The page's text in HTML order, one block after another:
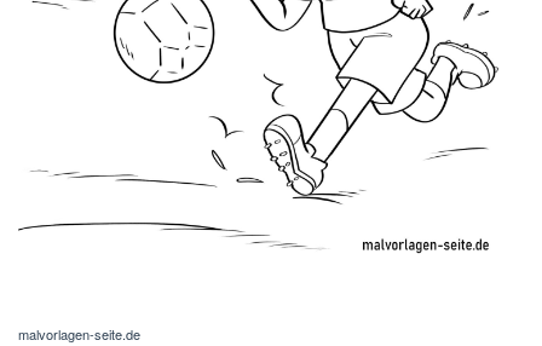
malvorlagen-seite.de